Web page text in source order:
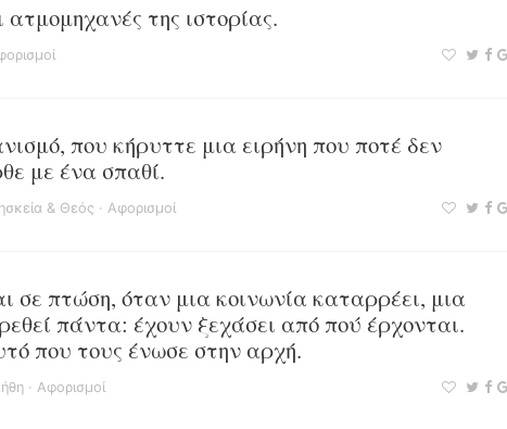
της ιστορίας.
που κήρυττε μια ειρήνη που ποτέ δεν
με ένα σπαθί.
& Θεός · Αφορισμοί
σε πτώση, όταν μια κοινωνία καταρρέει, μια
πάντα: έχουν ξεχάσει από πού έρχονται.
που τους ένωσε στην αρχή.
· Αφορισμοί